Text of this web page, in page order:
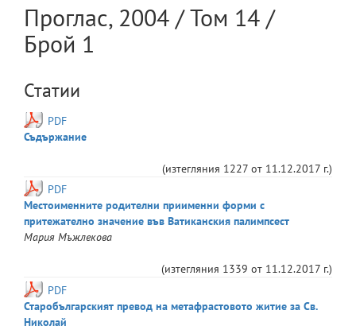
Проглас, 2004 / Том 14 /
Брой 1
Статии
PDF
Съдържание
(изтегляния 1227 от 11.12.2017 г.)
PDF
Местоименните родителни приименни форми с
притежателно значение във Ватиканския палимпсест
Мария Мъжлекова
(изтегляния 1339 от 11.12.2017 г.)
PDF
Старобългарският превод на метафрастовото житие за Св.
Николай